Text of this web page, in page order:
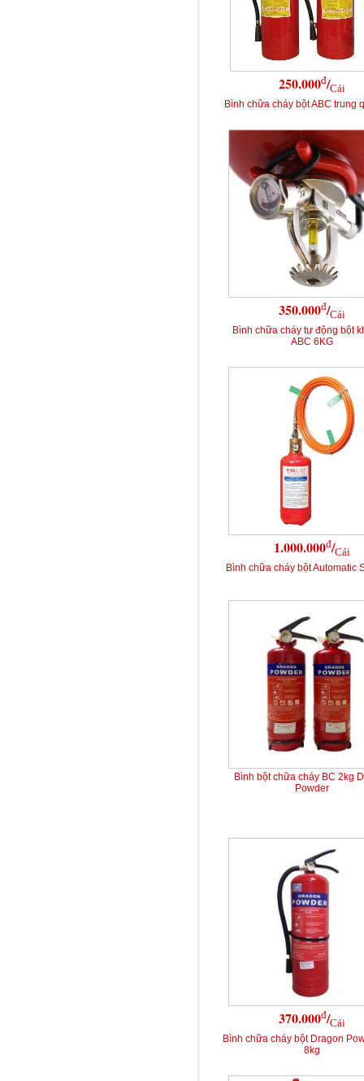
250.000đ/Cái
Bình chữa cháy bột ABC trung
350.000đ/Cái
Bình chữa cháy tự động bột
ABC 6KG
1.000.000đ/Cái
Bình chữa cháy bột Automatic
Bình bột chữa cháy BC 2kg
Powder
370.000đ/Cái
Bình chữa cháy bột Dragon
8kg